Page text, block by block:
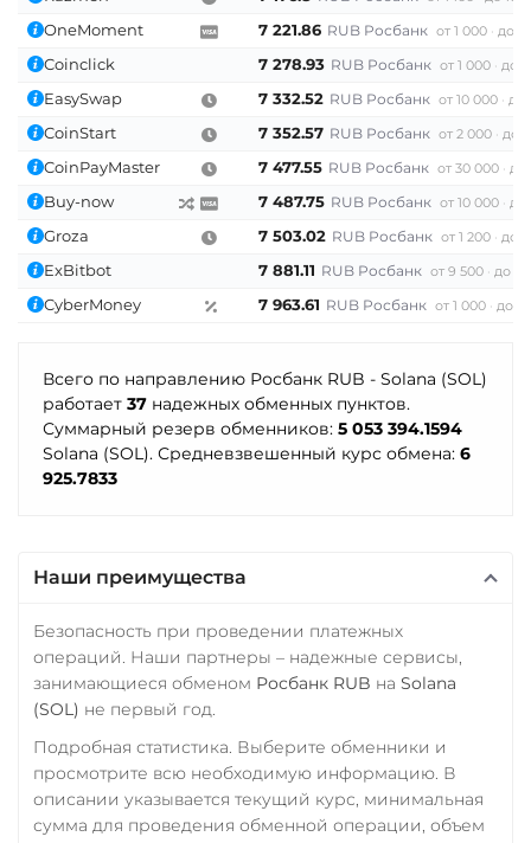
CRONOS
OP
BASE
RONIN
NEAR
XLM
SUI
Utopia USD (UUSD)
WAVES
Wrapped Bitcoin (WBTC)
ERC20 AVAXC
ERC20 AVAXC
BASE
CRO
RONIN
Yearn.finance (YFI)
Zcash (ZEC)
OneMoment 7 221.86 RUB Росбанк от 1 000 до
Coinclick 7 278.93 RUB Росбанк от 1 000 до
EasySwap 7 332.52 RUB Росбанк от 10 000 до
CoinStart 7 352.57 RUB Росбанк от 2 000 до
CoinPayMaster 7 477.55 RUB Росбанк от 30 000 до
Buy-now 7 487.75 RUB Росбанк от 10 000 до
Groza 7 503.02 RUB Росбанк от 1 200 до
ExBitbot 7 881.11 RUB Росбанк от 9 500 до
CyberMoney 7 963.61 RUB Росбанк от 1 000 до
Всего по направлению Росбанк RUB - Solana (SOL)
работает 37 надежных обменных пунктов.
Суммарный резерв обменников: 5 053 394.1594
Solana (SOL). Средневзвешенный курс обмена: 6
925.7833
Наши преимущества
Безопасность при проведении платежных
операций. Наши партнеры – надежные сервисы,
занимающиеся обменом Росбанк RUB на Solana
(SOL) не первый год.
Подробная статистика. Выберите обменники и
просмотрите всю необходимую информацию. В
описании указывается текущий курс, минимальная
сумма для проведения обменной операции, объем